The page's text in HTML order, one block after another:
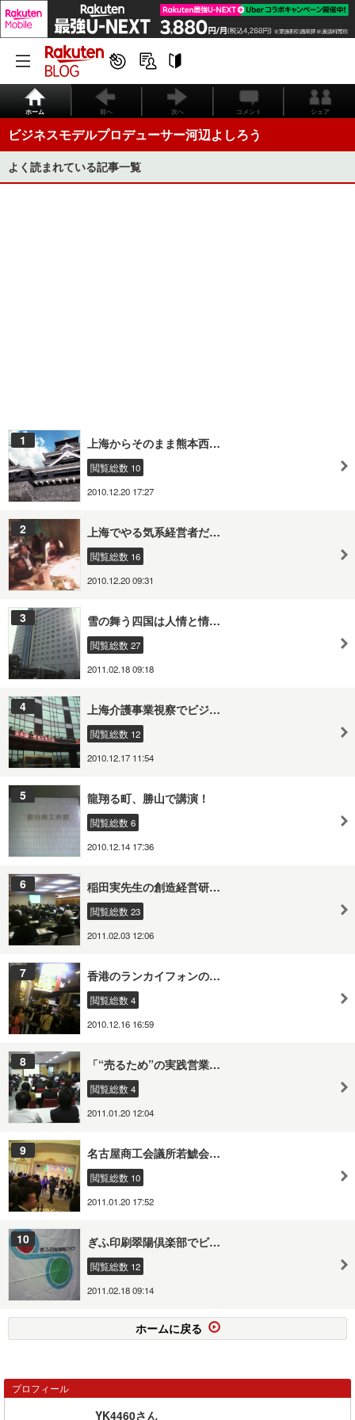
ホーム 前へ 次へ コメント シェア
ビジネスモデルプロデューサー河辺よしろう
よく読まれている記事一覧
1 上海からそのまま熊本西…
閲覧総数 10
2010.12.20 17:27
2 上海でやる気系経営者だ…
閲覧総数 16
2010.12.20 09:31
3 雪の舞う四国は人情と情…
閲覧総数 27
2011.02.18 09:18
4 上海介護事業視察でビジ…
閲覧総数 12
2010.12.17 11:54
5 龍翔る町、勝山で講演！
閲覧総数 6
2010.12.14 17:36
6 稲田実先生の創造経営研…
閲覧総数 23
2011.02.03 12:06
7 香港のランカイフォンの…
閲覧総数 4
2010.12.16 16:59
8 「“売るため”の実践営業…
閲覧総数 4
2011.01.20 12:04
9 名古屋商工会議所若鯱会…
閲覧総数 10
2011.01.20 17:52
10 ぎふ印刷翠陽倶楽部でビ…
閲覧総数 12
2011.02.18 09:14
ホームに戻る
プロフィール
YK4460さん